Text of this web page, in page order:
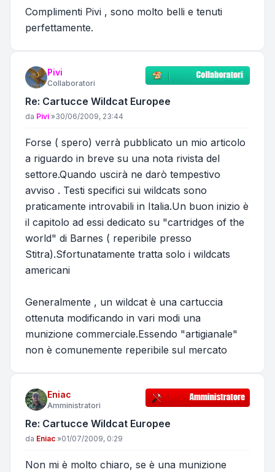
Complimenti Pivi , sono molto belli e tenuti
perfettamente.
Pivi
Collaboratori
Re: Cartucce Wildcat Europee
Messaggio
da Pivi »30/06/2009, 23:44
Forse ( spero) verrà pubblicato un mio articolo
a riguardo in breve su una nota rivista del
settore.Quando uscirà ne darò tempestivo
avviso . Testi specifici sui wildcats sono
praticamente introvabili in Italia.Un buon inizio è
il capitolo ad essi dedicato su "cartridges of the
world" di Barnes ( reperibile presso
Stitra).Sfortunatamente tratta solo i wildcats
americani
Generalmente , un wildcat è una cartuccia
ottenuta modificando in vari modi una
munizione commerciale.Essendo "artigianale"
non è comunemente reperibile sul mercato
Eniac
Amministratori
Re: Cartucce Wildcat Europee
Messaggio
da Eniac »01/07/2009, 0:29
Non mi è molto chiaro, se è una munizione